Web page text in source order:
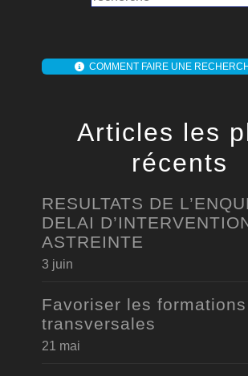
COMMENT FAIRE UNE
Articles les
récents
RESULTATS DE
DELAI
ASTREINTE
3 juin
Favoriser les formations
transversales
21 mai